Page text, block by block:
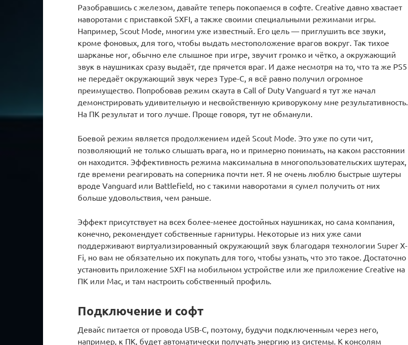
Разобравшись с железом, давайте теперь покопаемся в софте. Creative давно хвастает
наворотами с приставкой SXFI, а также своими специальными режимами игры.
Например, Scout Mode, многим уже известный. Его цель — приглушить все звуки,
кроме фоновых, для того, чтобы выдать местоположение врагов вокруг. Так тихое
шарканье ног, обычно еле слышное при игре, звучит громко и чётко, а окружающий
звук в наушниках сразу выдаёт, где прячется враг. И даже несмотря на то, что та же PS5
не передаёт окружающий звук через Type-C, я всё равно получил огромное
преимущество. Попробовав режим скаута в Call of Duty Vanguard я тут же начал
демонстрировать удивительную и несвойственную криворукому мне результативность.
На ПК результат и того лучше. Проще говоря, тут не обманули.
Боевой режим является продолжением идей Scout Mode. Это уже по сути чит,
позволяющий не только слышать врага, но и примерно понимать, на каком расстоянии
он находится. Эффективность режима максимальна в многопользовательских шутерах,
где времени реагировать на соперника почти нет. Я не очень люблю быстрые шутеры
вроде Vanguard или Battlefield, но с такими наворотами я сумел получить от них
больше удовольствия, чем раньше.
Эффект присутствует на всех более-менее достойных наушниках, но сама компания,
конечно, рекомендует собственные гарнитуры. Некоторые из них уже сами
поддерживают виртуализированный окружающий звук благодаря технологии Super X-
Fi, но вам не обязательно их покупать для того, чтобы узнать, что это такое. Достаточно
установить приложение SXFI на мобильном устройстве или же приложение Creative на
ПК или Mac, и там настроить собственный профиль.
Подключение и софт
Девайс питается от провода USB-C, поэтому, будучи подключенным через него,
например, к ПК, будет автоматически получать энергию из системы. К консолям